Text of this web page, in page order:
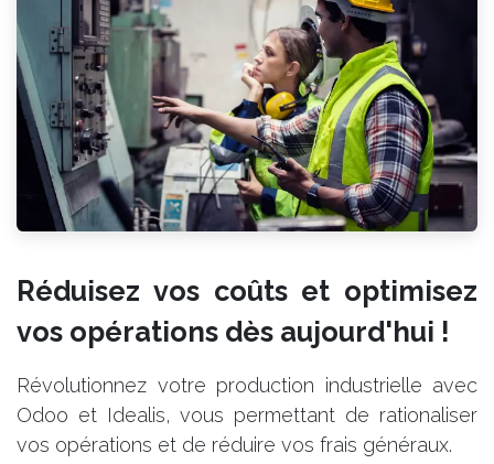
Réduisez vos coûts et optimisez
vos opérations dès aujourd'hui !
Révolutionnez votre production industrielle avec
Odoo et Idealis, vous permettant de rationaliser
vos opérations et de réduire vos frais généraux.